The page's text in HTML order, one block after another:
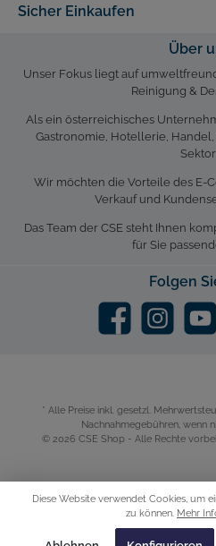
Sicher Einkaufen
Über
Unser Fokus liegt auf
Reinigung &
Als ein österreichisches
Gastronomie, Hotellerie,
Sektor
Wir möchten die Vorteile des E-
Verkauf und
Das Team der CSE steht Ihnen
für Sie
Folgen
* Alle Preise inkl. gesetzl.
Nachnahmegebühren, wenn
© 2026 CSE Shop - Alle Rechte
Diese Website verwendet Cookies, um
zu können. Mehr